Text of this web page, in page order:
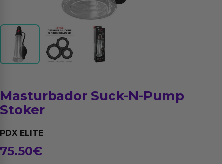
Masturbador Suck-N-Pump
Stoker
PDX ELITE
75.50€